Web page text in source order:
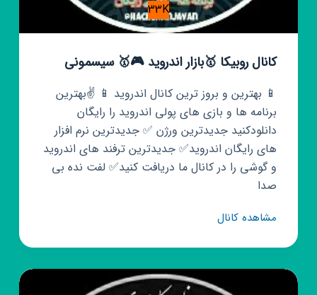
33K
کانال روبیکا 🥇بازار اندروید 🎮🥇 سیسمونی
📱 بهترین و بروز ترین کانال اندروید 📱 ✌️بهترین
برنامه ها و بازی های پولی اندروید را رایگان
دانلودکنید جدیدترین ورژن ✅ جدیدترین نرم افزار
های رایگان اندروید✅ جدیدترین ترفند های اندروید
و گوشی را در کانال ما دریافت کنید✅ لفت نده بی
صدا
مشاهده کانالکانال
🥇
بازار
اندروید